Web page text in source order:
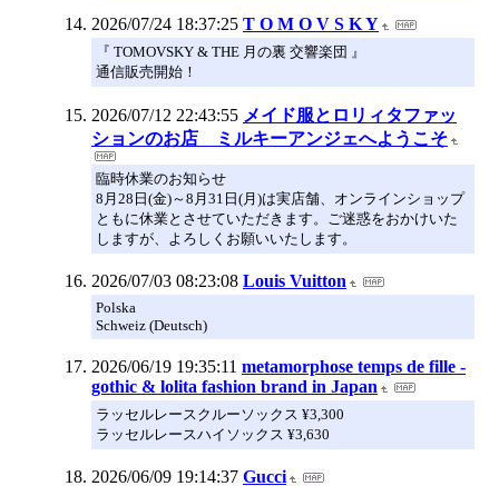
2026/07/24 18:37:25 T O M O V S K Y
『 TOMOVSKY & THE 月の裏 交響楽団 』
通信販売開始！
2026/07/12 22:43:55 メイド服とロリィタファッ
ションのお店 ミルキーアンジェへようこそ
臨時休業のお知らせ
8月28日(金)～8月31日(月)は実店舗、オンラインショップ
ともに休業とさせていただきます。ご迷惑をおかけいた
しますが、よろしくお願いいたします。
2026/07/03 08:23:08 Louis Vuitton
Polska
Schweiz (Deutsch)
2026/06/19 19:35:11 metamorphose temps de fille -
gothic & lolita fashion brand in Japan
ラッセルレースクルーソックス ¥3,300
ラッセルレースハイソックス ¥3,630
2026/06/09 19:14:37 Gucci